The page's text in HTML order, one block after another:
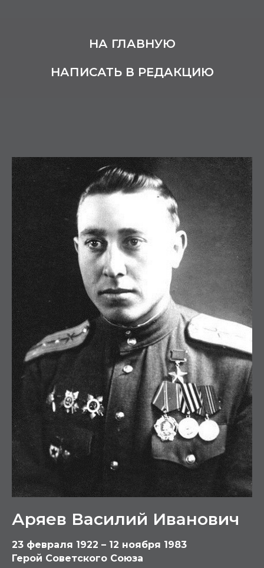
НА ГЛАВНУЮ
НАПИСАТЬ В РЕДАКЦИЮ
Аряев Василий Иванович
23 февраля 1922 – 12 ноября 1983
Герой Советского Союза